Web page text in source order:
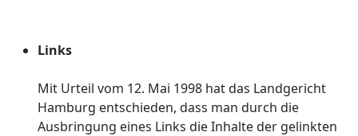
Links
Mit Urteil vom 12. Mai 1998 hat das Landgericht
Hamburg entschieden, dass man durch die
Ausbringung eines Links die Inhalte der gelinkten